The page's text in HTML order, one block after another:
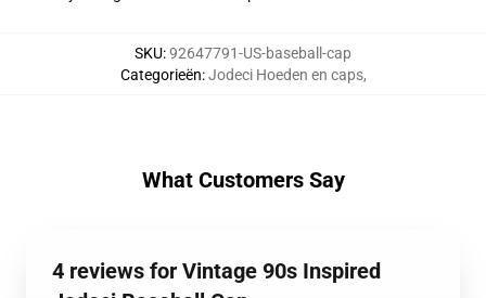
SKU:92647791-US-baseball-cap
Categorieën:Jodeci Hoeden en caps,
What Customers Say
4 reviews for Vintage 90s Inspired